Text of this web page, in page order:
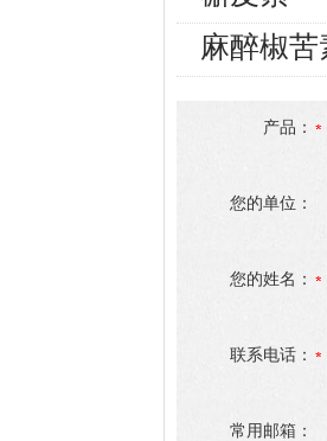
麻醉椒苦
产品：
您的单位：
您的姓名：
联系电话：
常用邮箱：